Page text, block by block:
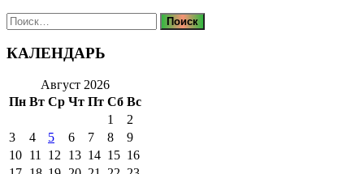
Найти:
КАЛЕНДАРЬ
Август 2026
Пн Вт Ср Чт Пт Сб Вс
1
2
3
4 5 6 7 8
9
10 11 12 13 14 15 16